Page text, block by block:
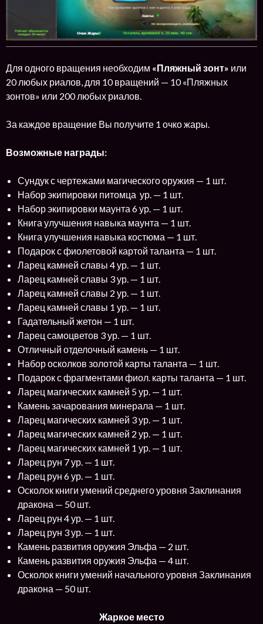
Для одного вращения необходим «Пляжный зонт» или
20 любых риалов, для 10 вращений — 10 «Пляжных
зонтов» или 200 любых риалов.
За каждое вращение Вы получите 1 очко жары.
Возможные награды:
Сундук с чертежами магического оружия — 1 шт.
Набор экипировки питомца ур. — 1 шт.
Набор экипировки маунта 6 ур. — 1 шт.
Книга улучшения навыка маунта — 1 шт.
Книга улучшения навыка костюма — 1 шт.
Подарок с фиолетовой картой таланта — 1 шт.
Ларец камней славы 4 ур. — 1 шт.
Ларец камней славы 3 ур. — 1 шт.
Ларец камней славы 2 ур. — 1 шт.
Ларец камней славы 1 ур. — 1 шт.
Гадательный жетон — 1 шт.
Ларец самоцветов 3 ур. — 1 шт.
Отличный отделочный камень — 1 шт.
Набор осколков золотой карты таланта — 1 шт.
Подарок с фрагментами фиол. карты таланта — 1 шт.
Ларец магических камней 5 ур. — 1 шт.
Камень зачарования минерала — 1 шт.
Ларец магических камней 3 ур. — 1 шт.
Ларец магических камней 2 ур. — 1 шт.
Ларец магических камней 1 ур. — 1 шт.
Ларец рун 7 ур. — 1 шт.
Ларец рун 6 ур. — 1 шт.
Осколок книги умений среднего уровня Заклинания
дракона — 50 шт.
Ларец рун 4 ур. — 1 шт.
Ларец рун 3 ур. — 1 шт.
Камень развития оружия Эльфа — 2 шт.
Камень развития оружия Эльфа — 4 шт.
Осколок книги умений начального уровня Заклинания
дракона — 50 шт.
Жаркое место